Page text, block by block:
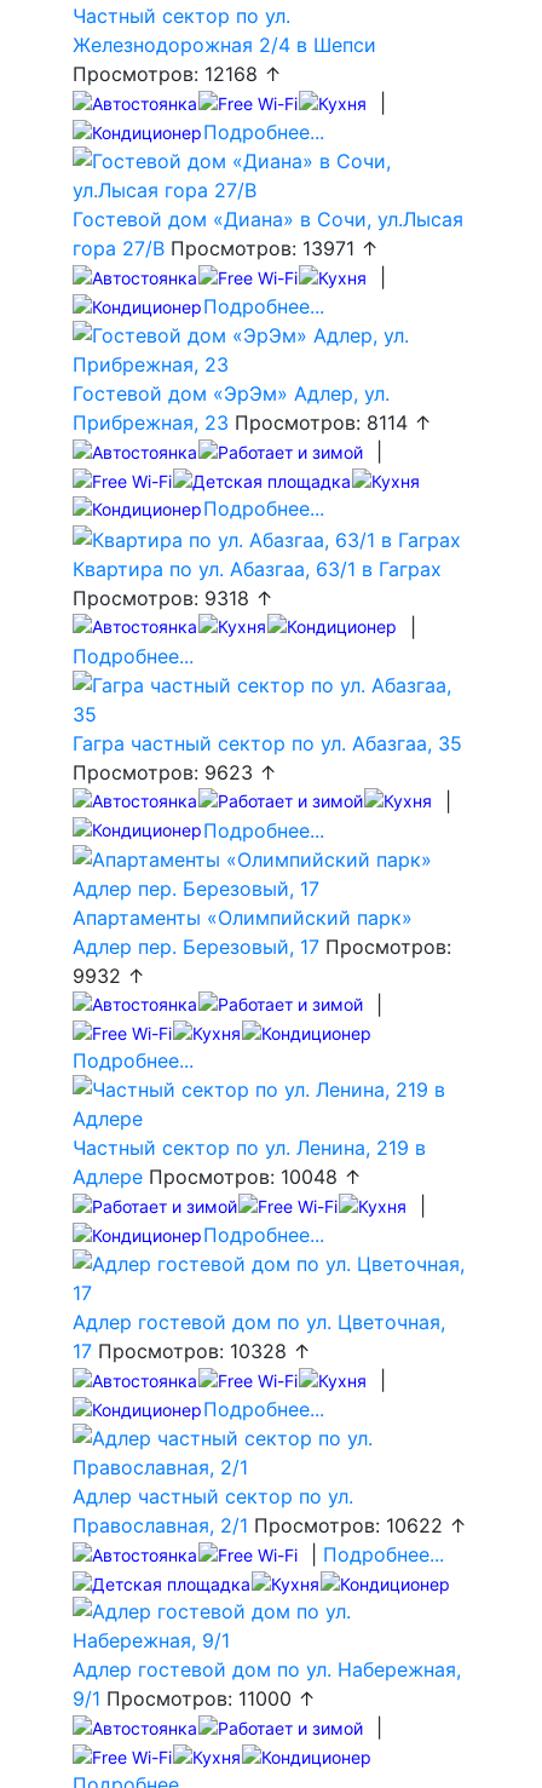
Частный сектор по ул.
Железнодорожная 2/4 в Шепси
Просмотров: 12168 ↑
Подробнее...
Гостевой дом «Диана» в Сочи, ул.Лысая
гора 27/В Просмотров: 13971 ↑
Подробнее...
Гостевой дом «ЭрЭм» Адлер, ул.
Прибрежная, 23 Просмотров: 8114 ↑
Подробнее...
Квартира по ул. Абазгаа, 63/1 в Гаграх
Просмотров: 9318 ↑
Подробнее...
Гагра частный сектор по ул. Абазгаа, 35
Просмотров: 9623 ↑
Подробнее...
Апартаменты «Олимпийский парк»
Адлер пер. Березовый, 17 Просмотров:
9932 ↑
Подробнее...
Частный сектор по ул. Ленина, 219 в
Адлере Просмотров: 10048 ↑
Подробнее...
Адлер гостевой дом по ул. Цветочная,
17 Просмотров: 10328 ↑
Подробнее...
Адлер частный сектор по ул.
Православная, 2/1 Просмотров: 10622 ↑
Подробнее...
Адлер гостевой дом по ул. Набережная,
9/1 Просмотров: 11000 ↑